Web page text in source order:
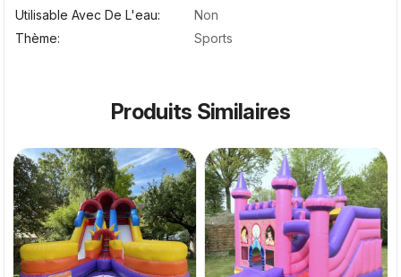
Utilisable Avec De L'eau
Non
Thème
Sports
Produits Similaires